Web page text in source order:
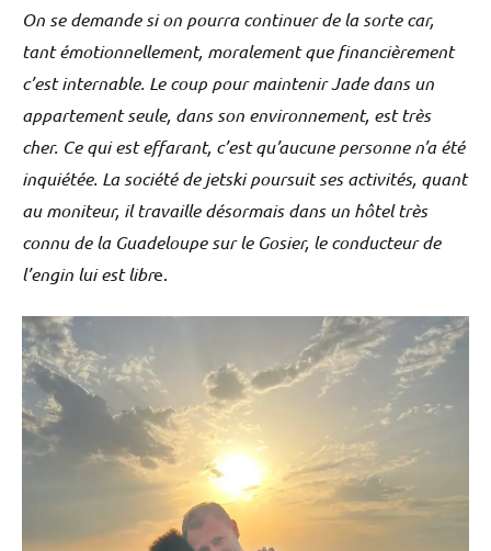
On se demande si on pourra continuer de la sorte car,
tant émotionnellement, moralement que financièrement
c’est internable. Le coup pour maintenir Jade dans un
appartement seule, dans son environnement, est très
cher. Ce qui est effarant, c’est qu’aucune personne n’a été
inquiétée. La société de jetski poursuit ses activités, quant
au moniteur, il travaille désormais dans un hôtel très
connu de la Guadeloupe sur le Gosier, le conducteur de
l’engin lui est libre.